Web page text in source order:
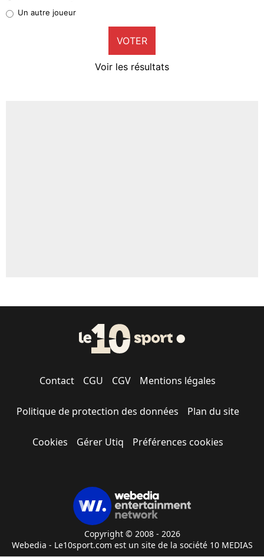
9%
Un autre joueur
VOTER
Voir les résultats
Contact CGU CGV Mentions légales
Politique de protection des données Plan du site
Cookies Gérer Utiq Préférences cookies
Copyright © 2008 - 2026
Webedia - Le10sport.com est un site de la société 10 MEDIAS